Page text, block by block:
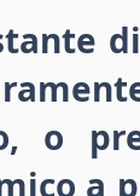
o
a